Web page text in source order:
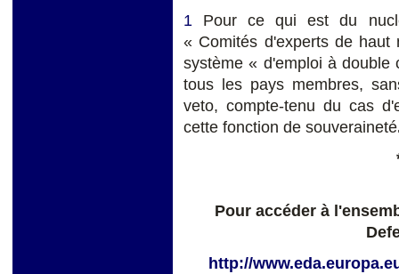
1 Pour ce qui est du
« Comités d'experts de
système « d'emploi à
tous les pays membres,
veto, compte-tenu du cas
cette fonction de souveraineté
Pour accéder à
http://